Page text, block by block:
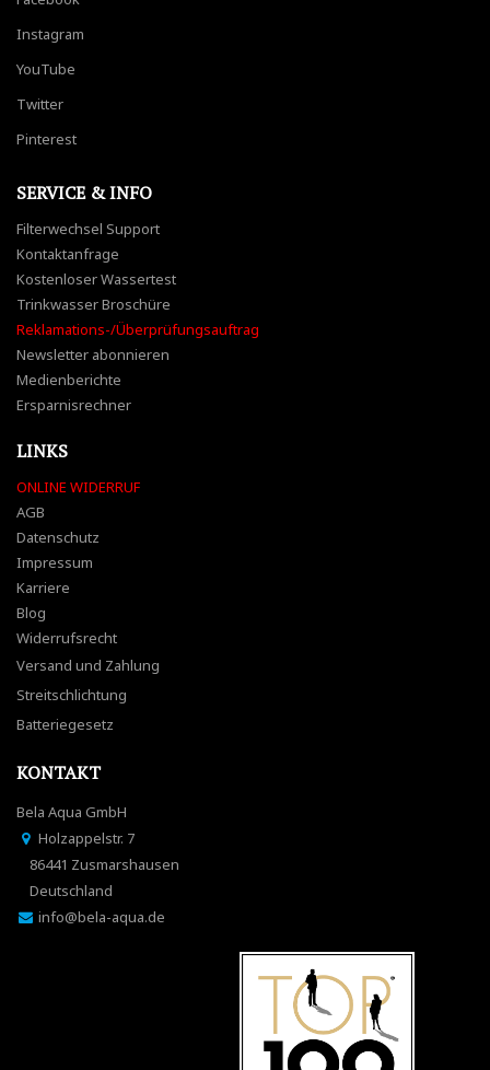
Instagram
YouTube
Twitter
Pinterest
SERVICE & INFO
Filterwechsel Support
Kontaktanfrage
Kostenloser Wassertest
Trinkwasser Broschüre
Reklamations-/Überprüfungsauftrag
Newsletter abonnieren
Medienberichte
Ersparnisrechner
LINKS
ONLINE WIDERRUF
AGB
Datenschutz
Impressum
Karriere
Blog
Widerrufsrecht
Versand und Zahlung
Streitschlichtung
Batteriegesetz
KONTAKT
Bela Aqua GmbH
Holzappelstr. 7
86441 Zusmarshausen
Deutschland
info@bela-aqua.de